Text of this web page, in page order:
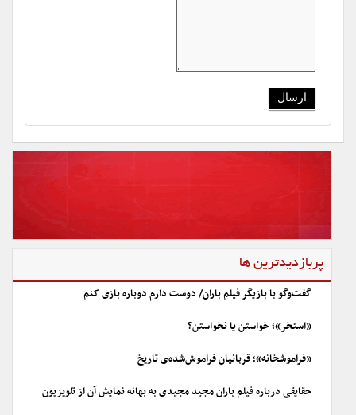
پربازدیدترین ها
گفت‌وگو با بازیگر فیلم باران/ دوست دارم دوباره بازی کنم
«استخر»؛ خواستن یا نخواستن؟
«فراموشخانه»؛ قربانیان فراموش‌شده‌ی تاریخ
حقایقی درباره فیلم باران مجید مجیدی به بهانه نمایش آن از تلویزیون